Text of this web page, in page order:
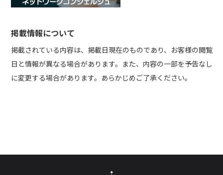
掲載情報について
掲載されている内容は、掲載日現在のものであり、お客様の閲覧
日と情報が異なる場合があります。また、内容の一部を予告なし
に変更する場合があります。あらかじめご了承ください。